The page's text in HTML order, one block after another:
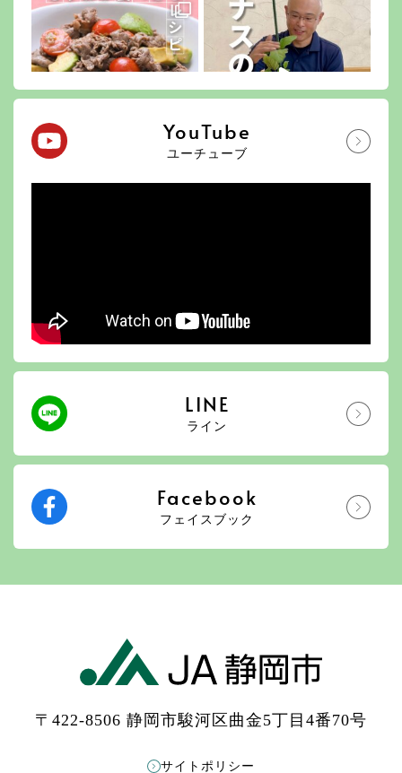
YouTube
ユーチューブ
LINE
ライン
Facebook
フェイスブック
〒422-8506 静岡市駿河区曲金5丁目4番70号
サイトポリシー